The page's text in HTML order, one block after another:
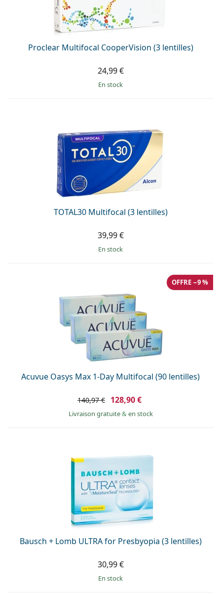
Proclear Multifocal CooperVision (3 lentilles)
24,99 €
en stock
TOTAL30 Multifocal (3 lentilles)
39,99 €
en stock
Acuvue Oasys Max 1-Day Multifocal (90 lentilles)
OFFRE −9 %
140,97 € 128,90 €
Livraison gratuite& en stock
Bausch + Lomb ULTRA for Presbyopia (3 lentilles)
30,99 €
en stock